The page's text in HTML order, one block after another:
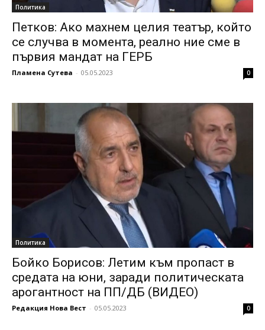
Политика
Петков: Aко махнем целия театър, който
се случва в момента, реално ние сме в
първия мандат на ГЕРБ
Пламена Сутева - 05.05.2023 0
Политика
Бойко Борисов: Летим към пропаст в
средата на юни, заради политическата
арогантност на ПП/ДБ (ВИДЕО)
Редакция Нова Вест - 05.05.2023 0